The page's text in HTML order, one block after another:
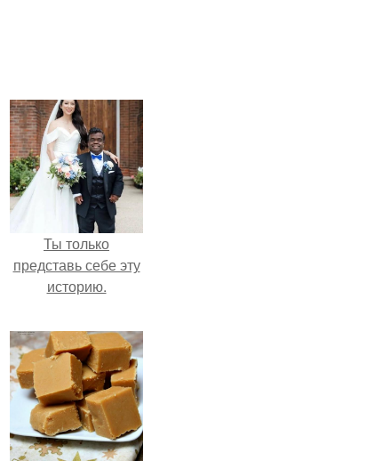
Ты только
представь себе эту
историю.